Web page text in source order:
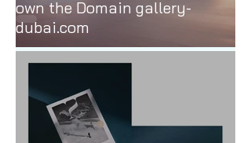
own the Domain gallery-
dubai.com